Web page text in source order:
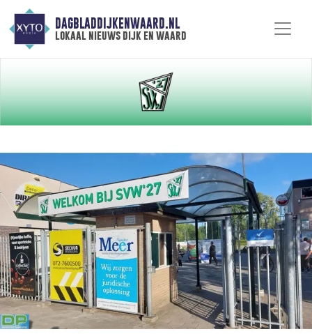
DAGBLADDIJKENWAARD.NL
lokaal nieuws dijk en waard